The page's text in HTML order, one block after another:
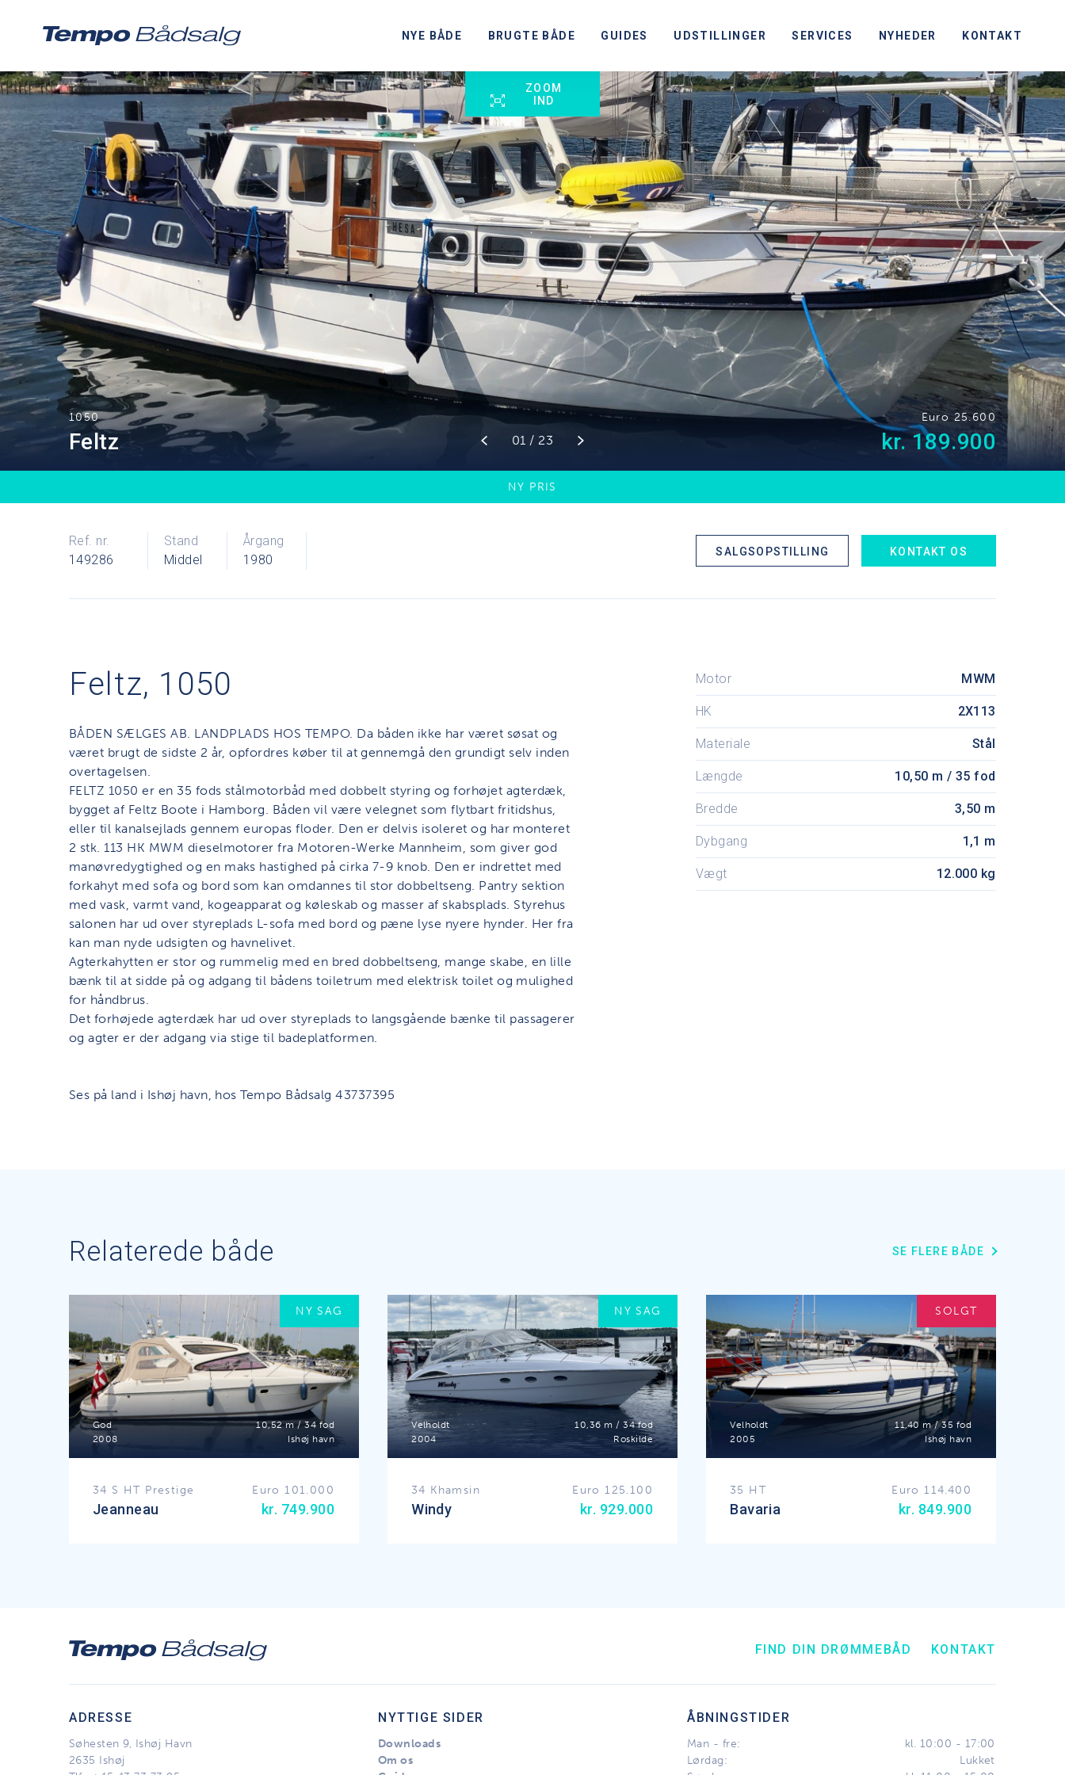
NYE BÅDE BRUGTE BÅDE GUIDES UDSTILLINGER SERVICES NYHEDER KONTAKT
01 / 23
1050 Euro 25.600
Feltz kr. 189.900
ZOOM
IND
NY PRIS
Ref. nr.
149286
Stand
Middel
Årgang
1980
SALGSOPSTILLING KONTAKT OS
Feltz, 1050
BÅDEN SÆLGES AB. LANDPLADS HOS TEMPO. Da båden ikke har været søsat og
været brugt de sidste 2 år, opfordres køber til at gennemgå den grundigt selv inden
overtagelsen.
FELTZ 1050 er en 35 fods stålmotorbåd med dobbelt styring og forhøjet agterdæk,
bygget af Feltz Boote i Hamborg. Båden vil være velegnet som flytbart fritidshus,
eller til kanalsejlads gennem europas floder. Den er delvis isoleret og har monteret
2 stk. 113 HK MWM dieselmotorer fra Motoren-Werke Mannheim, som giver god
manøvredygtighed og en maks hastighed på cirka 7-9 knob. Den er indrettet med
forkahyt med sofa og bord som kan omdannes til stor dobbeltseng. Pantry sektion
med vask, varmt vand, kogeapparat og køleskab og masser af skabsplads. Styrehus
salonen har ud over styreplads L-sofa med bord og pæne lyse nyere hynder. Her fra
kan man nyde udsigten og havnelivet.
Agterkahytten er stor og rummelig med en bred dobbeltseng, mange skabe, en lille
bænk til at sidde på og adgang til bådens toiletrum med elektrisk toilet og mulighed
for håndbrus.
Det forhøjede agterdæk har ud over styreplads to langsgående bænke til passagerer
og agter er der adgang via stige til badeplatformen.
Ses på land i Ishøj havn, hos Tempo Bådsalg 43737395
Motor MWM
HK 2X113
Materiale Stål
Længde 10,50 m / 35 fod
Bredde 3,50 m
Dybgang 1,1 m
Vægt 12.000 kg
Relaterede både SE FLERE BÅDE
NY SAG
God
10,52 m / 34 fod
2008
Ishøj havn
34 S HT Prestige Euro 101.000
Jeanneau kr. 749.900
NY SAG
Velholdt
10,36 m / 34 fod
2004
Roskilde
34 Khamsin Euro 125.100
Windy kr. 929.000
SOLGT
Velholdt
11,40 m / 35 fod
2005
Ishøj havn
35 HT Euro 114.400
Bavaria kr. 849.900
FIND DIN DRØMMEBÅD KONTAKT
ADRESSE
Søhesten 9, Ishøj Havn
2635 Ishøj
NYTTIGE SIDER
Downloads
Om os
ÅBNINGSTIDER
Man - fre:
kl. 10:00 - 17:00
Lørdag:
Lukket